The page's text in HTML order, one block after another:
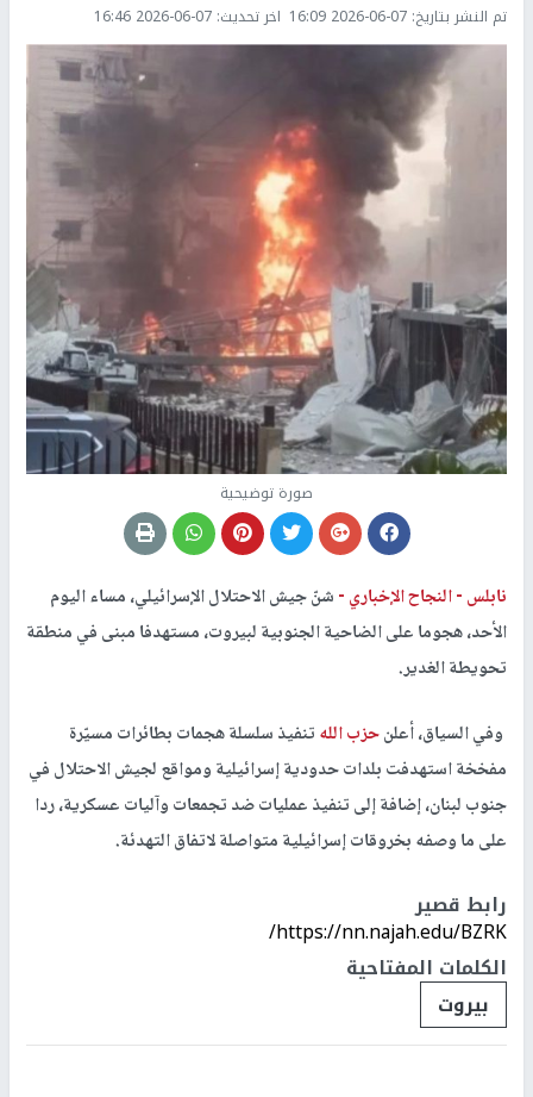
تم النشر بتاريخ: 2026-06-07 16:09 اخر تحديث: 2026-06-07 16:46
صورة توضيحية
نابلس -النجاح الإخباري -شنّ جيش الاحتلال الإسرائيلي، مساء اليوم
الأحد، هجوما على الضاحية الجنوبية لبيروت، مستهدفا مبنى في منطقة
تحويطة الغدير.
وفي السياق، أعلنحزب اللهتنفيذ سلسلة هجمات بطائرات مسيّرة
مفخخة استهدفت بلدات حدودية إسرائيلية ومواقع لجيش الاحتلال في
جنوب لبنان، إضافة إلى تنفيذ عمليات ضد تجمعات وآليات عسكرية، ردا
على ما وصفه بخروقات إسرائيلية متواصلة لاتفاق التهدئة.
رابط قصير
https://nn.najah.edu/BZRK/
الكلمات المفتاحية
بيروت